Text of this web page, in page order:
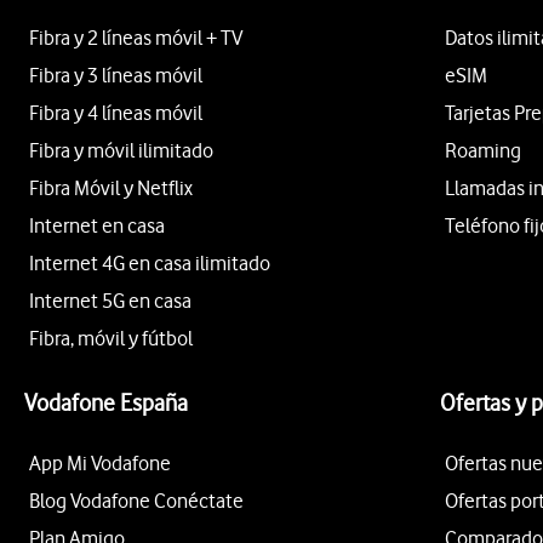
Fibra y 2 líneas móvil + TV
Fibra y 3 líneas móvil
Fibra y 4 líneas móvil
Fibra y móvil ilimitado
Fibra Móvil y Netflix
Internet en casa
Internet 4G en casa ilimitado
Internet 5G en casa
Fibra, móvil y fútbol
Datos
eSIM
Tarjetas
Roaming
Llamadas
Teléfono
Vodafone España
App Mi Vodafone
Blog Vodafone Conéctate
Plan Amigo
Ofertas y
Ofertas
Ofertas